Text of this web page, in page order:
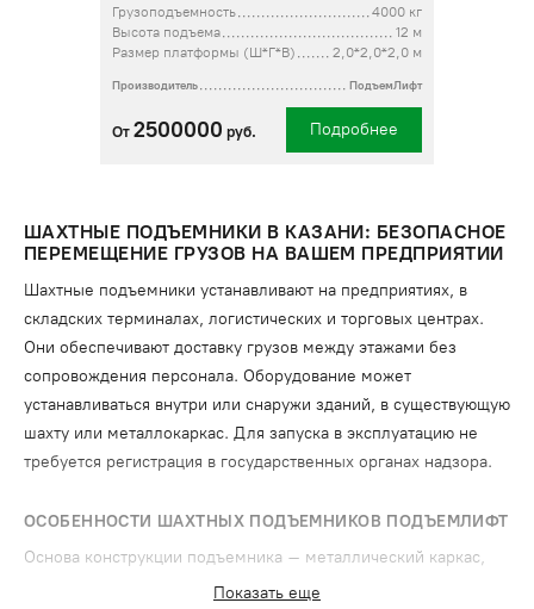
Грузоподъемность
4000 кг
Высота подъема
12 м
Размер платформы (Ш*Г*В)
2,0*2,0*2,0 м
Производитель ПодъемЛифт
От 2500000 руб. Подробнее
ШАХТНЫЕ ПОДЪЕМНИКИ В КАЗАНИ: БЕЗОПАСНОЕ
ПЕРЕМЕЩЕНИЕ ГРУЗОВ НА ВАШЕМ ПРЕДПРИЯТИИ
Шахтные подъемники устанавливают на предприятиях, в
складских терминалах, логистических и торговых центрах.
Они обеспечивают доставку грузов между этажами без
сопровождения персонала. Оборудование может
устанавливаться внутри или снаружи зданий, в существующую
шахту или металлокаркас. Для запуска в эксплуатацию не
требуется регистрация в государственных органах надзора.
ОСОБЕННОСТИ ШАХТНЫХ ПОДЪЕМНИКОВ ПОДЪЕМЛИФТ
Основа конструкции подъемника – металлический каркас,
закрепленный к несущей стене и перекрытиям здания.
Показать еще